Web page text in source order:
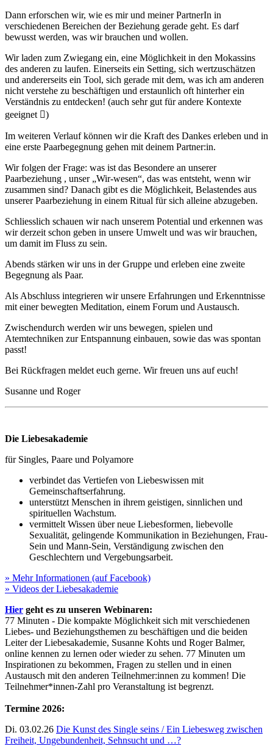
Dann erforschen wir, wie es mir und meiner PartnerIn in
verschiedenen Bereichen der Beziehung gerade geht. Es darf
bewusst werden, was wir brauchen und wollen.
Wir laden zum Zwiegang ein, eine Möglichkeit in den Mokassins
des anderen zu laufen. Einerseits ein Setting, sich wertzuschätzen
und andererseits ein Tool, sich gerade mit dem, was ich am anderen
nicht verstehe zu beschäftigen und erstaunlich oft hinterher ein
Verständnis zu entdecken! (auch sehr gut für andere Kontexte
geeignet )
Im weiteren Verlauf können wir die Kraft des Dankes erleben und in
eine erste Paarbegegnung gehen mit deinem Partner:in.
Wir folgen der Frage: was ist das Besondere an unserer
Paarbeziehung , unser „Wir-wesen“, das was entsteht, wenn wir
zusammen sind? Danach gibt es die Möglichkeit, Belastendes aus
unserer Paarbeziehung in einem Ritual für sich alleine abzugeben.
Schliesslich schauen wir nach unserem Potential und erkennen was
wir derzeit schon geben in unsere Umwelt und was wir brauchen,
um damit im Fluss zu sein.
Abends stärken wir uns in der Gruppe und erleben eine zweite
Begegnung als Paar.
Als Abschluss integrieren wir unsere Erfahrungen und Erkenntnisse
mit einer bewegten Meditation, einem Forum und Austausch.
Zwischendurch werden wir uns bewegen, spielen und
Atemtechniken zur Entspannung einbauen, sowie das was spontan
passt!
Bei Rückfragen meldet euch gerne. Wir freuen uns auf euch!
Susanne und Roger
Die Liebesakademie
für Singles, Paare und Polyamore
verbindet das Vertiefen von Liebeswissen mit
Gemeinschaftserfahrung.
unterstützt Menschen in ihrem geistigen, sinnlichen und
spirituellen Wachstum.
vermittelt Wissen über neue Liebesformen, liebevolle
Sexualität, gelingende Kommunikation in Beziehungen, Frau-
Sein und Mann-Sein, Verständigung zwischen den
Geschlechtern und Vergebungsarbeit.
» Mehr Informationen (auf Facebook)
» Videos der Liebesakademie
Hier geht es zu unseren Webinaren:
77 Minuten - Die kompakte Möglichkeit sich mit verschiedenen
Liebes- und Beziehungsthemen zu beschäftigen und die beiden
Leiter der Liebesakademie, Susanne Kohts und Roger Balmer,
online kennen zu lernen oder wieder zu sehen. 77 Minuten um
Inspirationen zu bekommen, Fragen zu stellen und in einen
Austausch mit den anderen Teilnehmer:innen zu kommen! Die
Teilnehmer*innen-Zahl pro Veranstaltung ist begrenzt.
Termine 2026:
Di. 03.02.26 Die Kunst des Single seins / Ein Liebesweg zwischen
Freiheit, Ungebundenheit, Sehnsucht und …?